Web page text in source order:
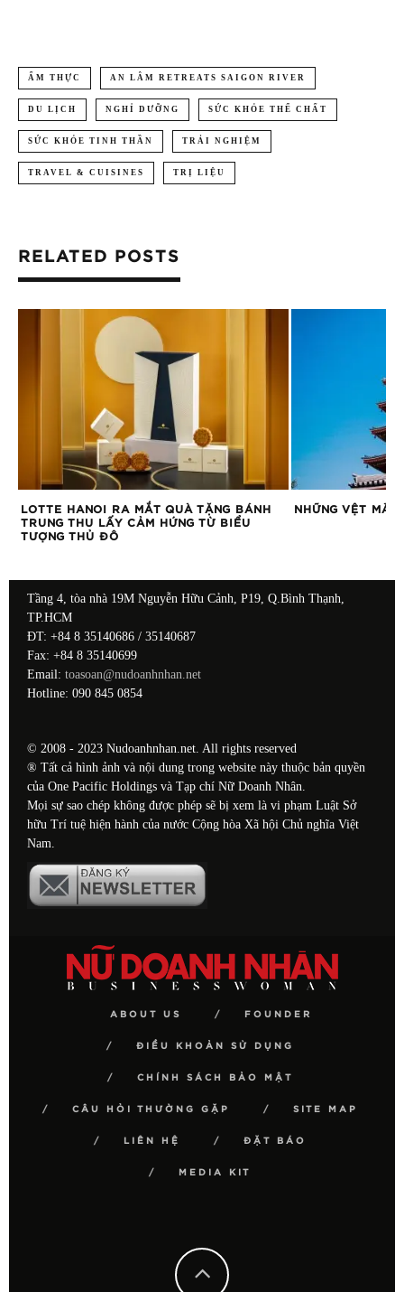
ẨM THỰC AN LÂM RETREATS SAIGON RIVER
DU LỊCH NGHỈ DƯỠNG SỨC KHỎE THỂ CHẤT
SỨC KHỎE TINH THẦN TRẢI NGHIỆM
TRAVEL & CUISINES TRỊ LIỆU
RELATED POSTS
LOTTE HANOI RA MẮT QUÀ TẶNG BÁNH
TRUNG THU LẤY CẢM HỨNG TỪ BIỂU
TƯỢNG THỦ ĐÔ
NHỮNG VỆT
Tầng 4, tòa nhà 19M Nguyễn Hữu Cảnh, P19, Q.Bình Thạnh,
TP.HCM
ĐT: +84 8 35140686 / 35140687
Fax: +84 8 35140699
Email: toasoan@nudoanhnhan.net
Hotline: 090 845 0854
© 2008 - 2023 Nudoanhnhan.net. All rights reserved
® Tất cả hình ảnh và nội dung trong website này thuộc bản quyền
của One Pacific Holdings và Tạp chí Nữ Doanh Nhân.
Mọi sự sao chép không được phép sẽ bị xem là vi phạm Luật Sở
hữu Trí tuệ hiện hành của nước Cộng hòa Xã hội Chủ nghĩa Việt
Nam.
ABOUT US FOUNDER
ĐIỀU KHOẢN SỬ DỤNG
CHÍNH SÁCH BẢO MẬT
CÂU HỎI THƯỜNG GẶP SITE MAP
LIÊN HỆ ĐẶT BÁO
MEDIA KIT